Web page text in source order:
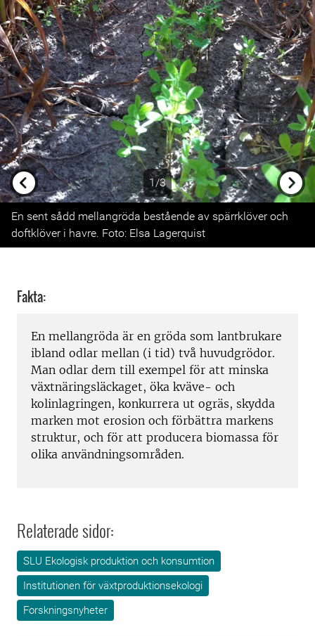
1/3
Previous
En sent sådd mellangröda bestående av spärrklöver och
doftklöver i havre. Foto: Elsa Lagerquist
Fakta:
En mellangröda är en gröda som lantbrukare
ibland odlar mellan (i tid) två huvudgrödor.
Man odlar dem till exempel för att minska
växtnäringsläckaget, öka kväve- och
kolinlagringen, konkurrera ut ogräs, skydda
marken mot erosion och förbättra markens
struktur, och för att producera biomassa för
olika användningsområden.
Relaterade sidor:
SLU Ekologisk produktion och konsumtion
Institutionen för växtproduktionsekologi
Forskningsnyheter